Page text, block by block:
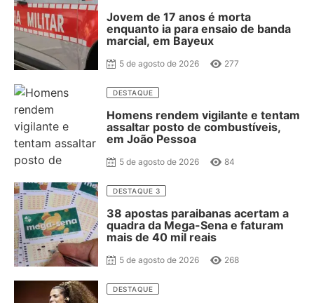
Jovem de 17 anos é morta
enquanto ia para ensaio de banda
marcial, em Bayeux
5 de agosto de 2026 277
DESTAQUE
Homens rendem vigilante e tentam
assaltar posto de combustíveis,
em João Pessoa
5 de agosto de 2026 84
DESTAQUE 3
38 apostas paraibanas acertam a
quadra da Mega-Sena e faturam
mais de 40 mil reais
5 de agosto de 2026 268
DESTAQUE